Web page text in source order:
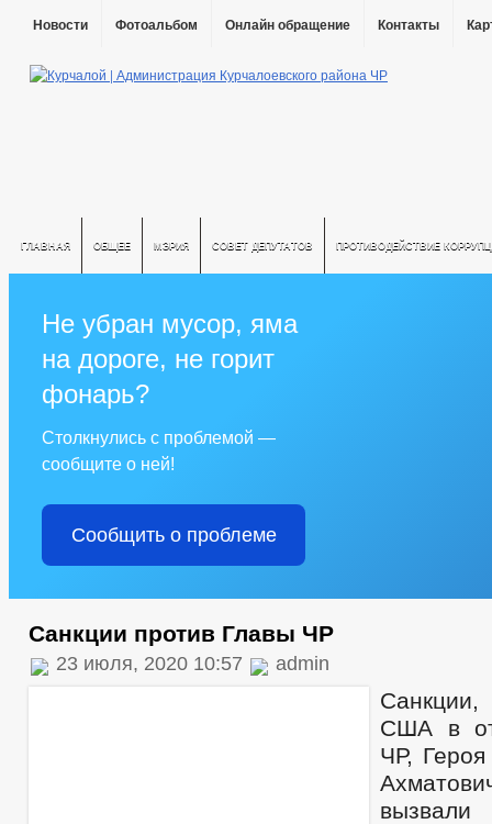
Новости Фотоальбом Онлайн обращение Контакты
ГЛАВНАЯ ОБЩЕЕ МЭРИЯ СОВЕТ ДЕПУТАТОВ ПРОТИВОДЕЙСТВИЕ
Не убран мусор, яма
на дороге, не горит
фонарь?
Столкнулись с проблемой —
сообщите о ней!
Сообщить о проблеме
Санкции против Главы ЧР
23 июля, 2020 10:57 admin
США в
ЧР,